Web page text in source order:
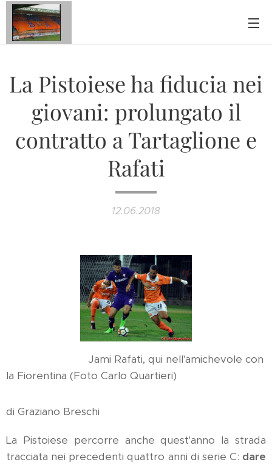
La Pistoiese ha fiducia nei
giovani: prolungato il
contratto a Tartaglione e
Rafati
12.06.2018
Jami Rafati, qui nell'amichevole con
la Fiorentina (Foto Carlo Quartieri)
di Graziano Breschi
La Pistoiese percorre anche quest'anno la strada
tracciata nei precedenti quattro anni di serie C: dare